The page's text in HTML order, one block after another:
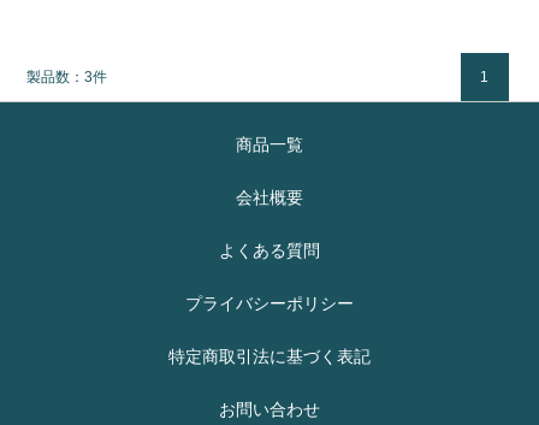
製品数：3件 1
商品一覧
会社概要
よくある質問
プライバシーポリシー
特定商取引法に基づく表記
お問い合わせ